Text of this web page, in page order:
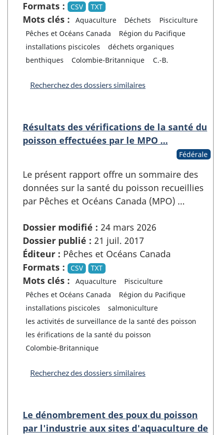
Formats : CSV TXT
Mots clés : Aquaculture Déchets
Pisciculture
Pêches et Océans Canada
Région du Pacifique
installations piscicoles
déchets organiques
benthiques
Colombie-Britannique C.-B.
Recherchez des dossiers similaires
Résultats des vérifications de la santé du
poisson effectuées par le MPO …
Fédérale
Le présent rapport offre un sommaire des
données sur la santé du poisson recueillies
par Pêches et Océans Canada (MPO) …
Dossier modifié : 24 mars 2026
Dossier publié : 21 juil. 2017
Éditeur : Pêches et Océans Canada
Formats :
CSV TXT
Mots clés : Aquaculture
Pisciculture
Pêches et Océans Canada
Région du Pacifique
installations piscicoles
salmoniculture
les activités de surveillance de la santé des poisson
les érifications de la santé du poisson
Colombie-Britannique
Recherchez des dossiers similaires
Le dénombrement des poux du poisson
par l'industrie aux sites d'aquaculture de